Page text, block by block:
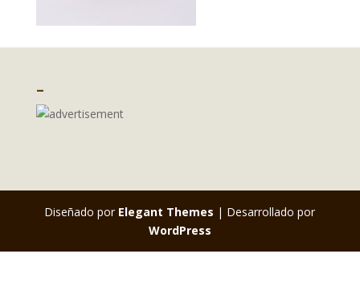
–
Diseñado por Elegant Themes | Desarrollado por
WordPress